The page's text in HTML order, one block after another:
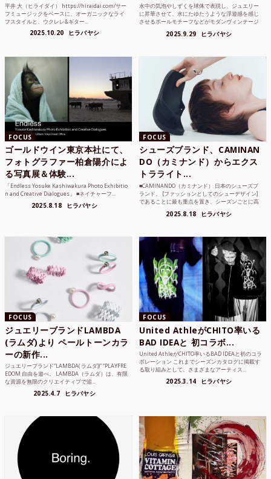
平井 大（ヒライダイ） https://hiraidai.com/サー
フミュージックをベースに、オーガニックなライ
フスタイルと、ウクレレ&ギター...
2025.10.20 ヒラバヤシ
水中の気泡やしずくを球体で表現し、ジュエリー
に昇華させて、水にたゆたうような浮遊感を感じ
させるボールモチーフなどがモダンヴィンテージ
2025.9.29 ヒラバヤシ
FOCUS
ゴールドウイン東京本社にて、
フォトグラファー柏倉陽介によ
る写真展＆体験...
「Endless Yosuke Kashiwakura Photo Exhibitio
n and Creative Dialogues」 ■ネイチャーフ...
2025.8.18 ヒラバヤシ
FOCUS
シューズブランド、CAMINAN
DO（カミナンド）からエクス
トラライト...
■CAMINANDO（カミナンド） 日本のシューズブ
ランド。 [ファッションとしてのシューデザイン]
であることに最も重点を置き、シーズンごとに高
2025.8.18 ヒラバヤシ
FOCUS
ジュエリーブランドLAMBDA
(ラムダ)より ペールトーンカラ
ーの新作...
ジュエリーブランド“LAMBDA( ラムダ))” “PLAYFRE
EDOM 自由を遊べ。 LAMBDA（ラムダ）は、有限
な資源を無限のクリエイティブで追...
2025.4.7 ヒラバヤシ
FOCUS
United AthleがCHITO率いる
BAD IDEAと 初コラボ...
United AthleがCHITO率いるBAD IDEAと初のコラ
ボレーション これまでシーズンカタログに掲載す
る取り組みとして、さまざまなアーティス...
2025.3.14 ヒラバヤシ